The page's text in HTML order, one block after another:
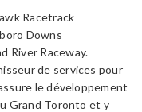
Racetrack
Downs
River Raceway.
de services pour
le développement
Grand Toronto et y